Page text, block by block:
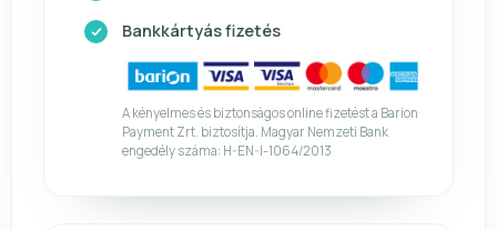
Bankkártyás fizetés
A kényelmes és biztonságos online fizetést a Barion
Payment Zrt. biztosítja. Magyar Nemzeti Bank
engedély száma: H-EN-I-1064/2013